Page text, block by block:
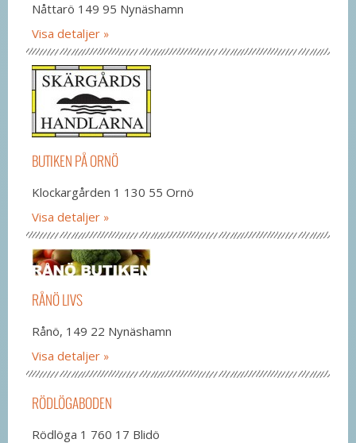
Nåttarö 149 95 Nynäshamn
Visa detaljer
BUTIKEN PÅ ORNÖ
Klockargården 1 130 55 Ornö
Visa detaljer
RÅNÖ LIVS
Rånö, 149 22 Nynäshamn
Visa detaljer
RÖDLÖGABODEN
Rödlöga 1 760 17 Blidö